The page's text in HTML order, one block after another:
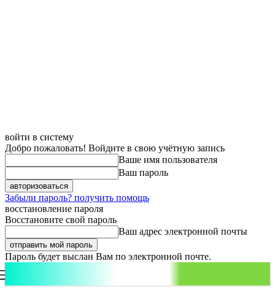
войти в систему
Добро пожаловать! Войдите в свою учётную запись
Ваше имя пользователя
Ваш пароль
Забыли пароль? получить помощь
восстановление пароля
Восстановите свой пароль
Ваш адрес электронной почты
Пароль будет выслан Вам по электронной почте.